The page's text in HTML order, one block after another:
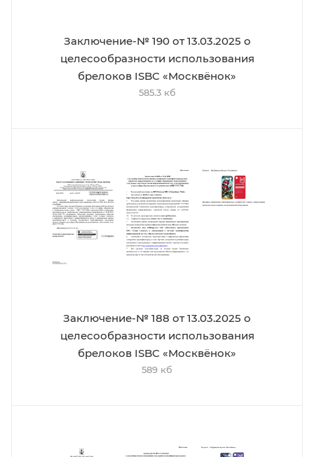
Заключение-№ 190 от 13.03.2025 о
целесообразности использования
брелоков ISBC «Москвёнок»
585.3 кб
Заключение-№ 188 от 13.03.2025 о
целесообразности использования
брелоков ISBC «Москвёнок»
589 кб